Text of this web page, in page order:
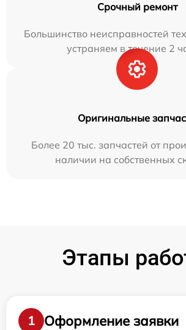
Срочный ремонт
Большинство неисправностей
устраняем в течение 2
Оригинальные
Более 20 тыс. запчастей от
наличии на собственных
Этапы
1
Оформление заявки